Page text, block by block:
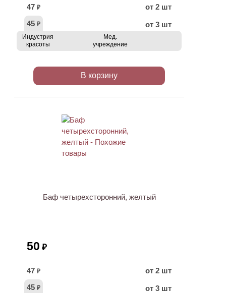
47 ₽
от 2 шт
45 ₽ от 3 шт
Индустрия
красоты
Мед.
учреждение
В корзину
Баф четырехсторонний, желтый
50 ₽
47 ₽
от 2 шт
45 ₽ от 3 шт